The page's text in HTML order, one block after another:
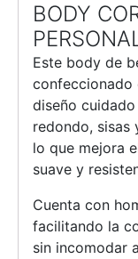
BODY
Este body de
confeccionado
diseño
redondo, sisas
lo que mejora
suave y
Cuenta con
facilitando la
sin incomodar